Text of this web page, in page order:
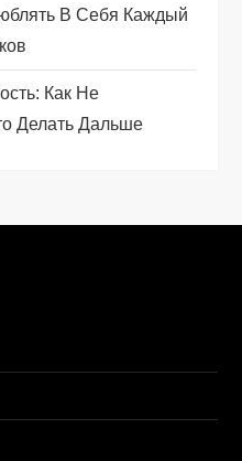
В Себя Каждый
Как Не
Делать Дальше